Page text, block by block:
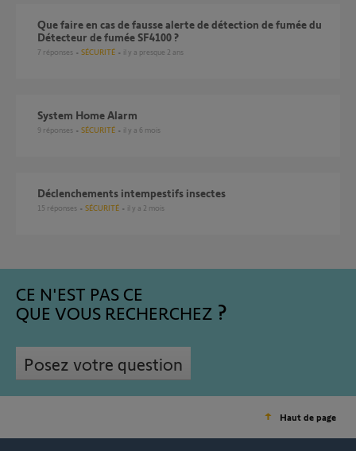
Que faire en cas de fausse alerte de détection de fumée du
Détecteur de fumée SF4100 ?
7 réponses SÉCURITÉ il y a presque 2 ans
System Home Alarm
9 réponses SÉCURITÉ il y a 6 mois
Déclenchements intempestifs insectes
15 réponses SÉCURITÉ il y a 2 mois
CE N'EST PAS CE
QUE VOUS RECHERCHEZ
Posez votre question
Haut de page